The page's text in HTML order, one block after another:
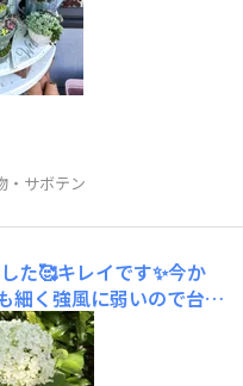
・サボテン
た🥰キレイです✨今か
細く強風に弱いので台風